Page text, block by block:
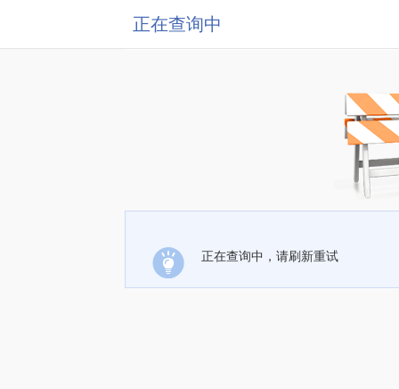
正在查询中
正在查询中，请刷新重试